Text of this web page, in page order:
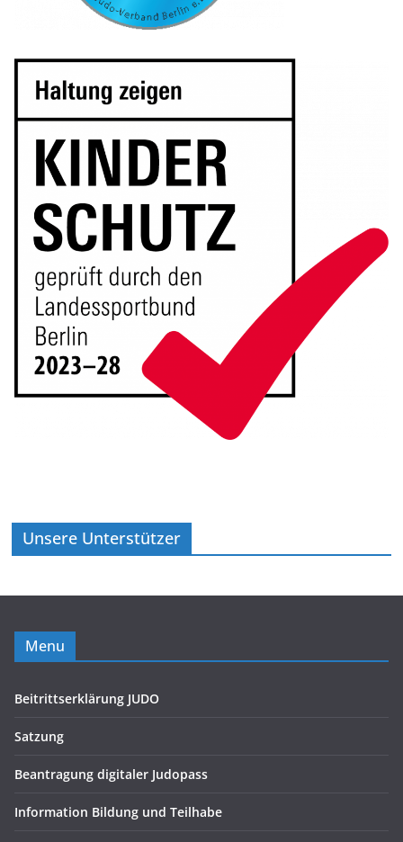
Unsere Unterstützer
Menu
Beitrittserklärung JUDO
Satzung
Beantragung digitaler Judopass
Information Bildung und Teilhabe